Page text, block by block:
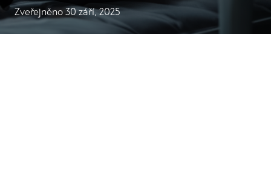
Zveřejněno 30 září, 2025